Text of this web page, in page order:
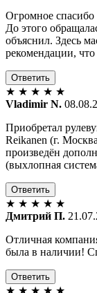
Огромное
До этого
объяснил. Здесь
рекомендации,
Ответить
★ ★ ★ ★ ★
Vladimir N.
Приобретал
Reikanen (г.
произведён
(выхлопная
Ответить
★ ★ ★ ★ ★
Дмитрий П.
Отличная
была в наличии!
Ответить